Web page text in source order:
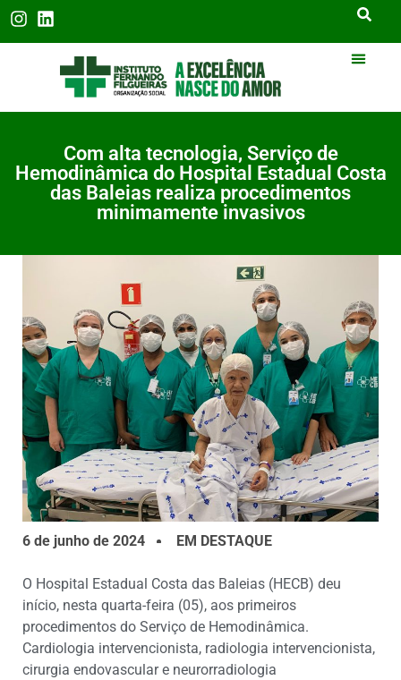
Com alta tecnologia, Serviço de
Hemodinâmica do Hospital Estadual Costa
das Baleias realiza procedimentos
minimamente invasivos
6 de junho de 2024 EM DESTAQUE
O Hospital Estadual Costa das Baleias (HECB) deu
início, nesta quarta-feira (05), aos primeiros
procedimentos do Serviço de Hemodinâmica.
Cardiologia intervencionista, radiologia intervencionista,
cirurgia endovascular e neurorradiologia